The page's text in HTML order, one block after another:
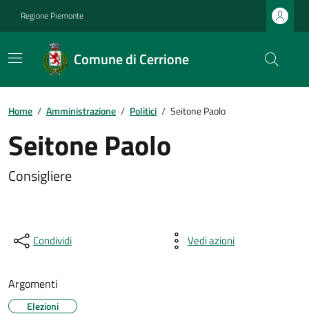
Regione Piemonte
Comune di Cerrione
Home / Amministrazione / Politici / Seitone Paolo
Seitone Paolo
Consigliere
Condividi Vedi azioni
Argomenti
Elezioni